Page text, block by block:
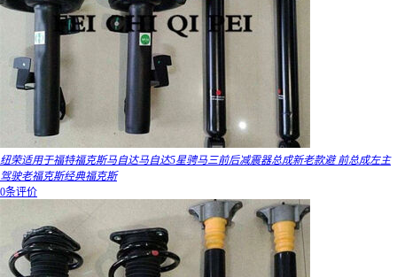
纽荣适用于福特福克斯马自达马自达5星骋马三前后减震器总成新老款避 前总成左主
驾驶老福克斯经典福克斯
0条评价